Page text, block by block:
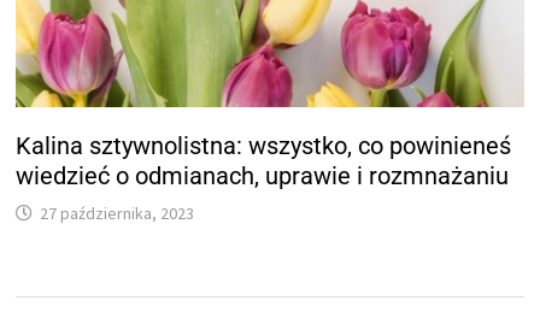
Kalina sztywnolistna: wszystko, co powinieneś
wiedzieć o odmianach, uprawie i rozmnażaniu
27 października, 2023